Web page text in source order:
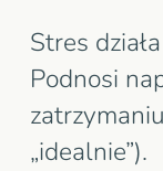
Stres
Podnosi
„idealnie”).